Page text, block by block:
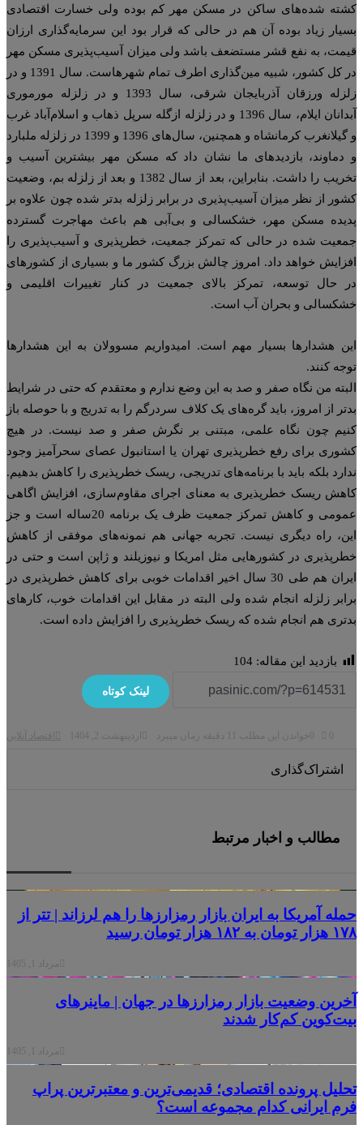
شده‌های ساکن در مسکن مهر کم بوده ولی خسارت اقتصادی
زیاد بوده آن هم در حالی که قرار بود این سرمایه‌گذاری ارزان
به نفع قشر مستضعف باشد ولی میزان آسیب‌پذیری مسکن مهر
در کل کشور، شبیه مین‌گذاری اطرف تمام شهرهاست. سال 1391 و در
زلزله ورزقان آذربایجان شرقی، سال 1393 و در زلزله مورموری
آبدانان ایلام، سال 1396 و در زلزله ازگله سرپل ذهاب و اسلام‌آباد غرب
و گیلانغرب کرمانشاه و همچنین، سال‌های 1396 و 1399 در زلزله ملبارد
بازدیدهای ما نشان داد که مسکن مهر بیشترین آسیب و
تخریب را داشت. بنابراین، بعد از سال 1382 و بعد از زلزله بم، وضعیت
از نظر میزان آسیب‌پذیری در برابر زلزله بدتر شده چون علاوه بر
مسکن مهر، خشکسالی و بی‌آبی هم باعث مهاجرت گسترده
شده در حالی که تمرکز جمعیت، خطرپذیری و آسیب‌پذیری را
خواهد داد. امروز چالش بزرگ کشور ما و بسیاری از کشورهای
حال توسعه، تمرکز بالای جمعیت در کنار تغییرات اقلیمی و
و بحران آب است.
هشدارها بسیار مهم است. امیدواریم مسوولان به این هشدارها
کنند.
من نگاه صفر و صد به این وضع ندارم و معتقدم که حتی در شرایط
از امروز، باید گره‌های یک کلاف سردرگم را به تدریج و با حوصله باز
چون نگاه علمی، مبتنی بر نگرش صفر و صد نیست. در هیچ
برای رفع خطرپذیری تهران یا استانبول عصای سحرآمیز وجود
بلکه باید با برنامه‌های تدریجی، ریسک خطرپذیری را کاهش بدهیم.
ریسک خطرپذیری به معنای اجرای مقاوم‌سازی، افزایش اگاهی
عمومی و کاهش تمرکز جمعیت ظرف یک برنامه 20‌ساله است و جز
راه دیگری نیست. تجربه جهانی هم نمونه‌های موفقی از کاهش
در کشورهایی مثل امریکا و نیوزیلند و ژاپن است و حتی در
ایران هم طی 30 سال اخیر اقدامات خوبی برای کاهش خطرپذیری در
زلزله انجام شده ولی البته در مقابل این اقدامات خوب، کارهای
هم انجام شده که ریسک خطرپذیری را افزایش داده است.
بازدید این مقاله: 104
لینک کوتاه
اقتصاد آنلاین اردیبهشت 2, 1404 خواندن این مطلب 11 دقیقه زمان میبرد
اشتراک‌گذاری
مطالب و اخبار مرتبط
آمریکا به ایران بازار رمزارزها را هم لرزاند | تتر از
۱۸۲ هزار تومان رسید
مرداد 1, 1405
وضعیت بازار رمزارزها در جهان | ماینرهای
کم‌کار شدند
مرداد 1, 1405
پرونده اقتصادی؛ قدیمی‌ترین و معتبرترین پراپ
ایرانی کدام مجموعه است؟